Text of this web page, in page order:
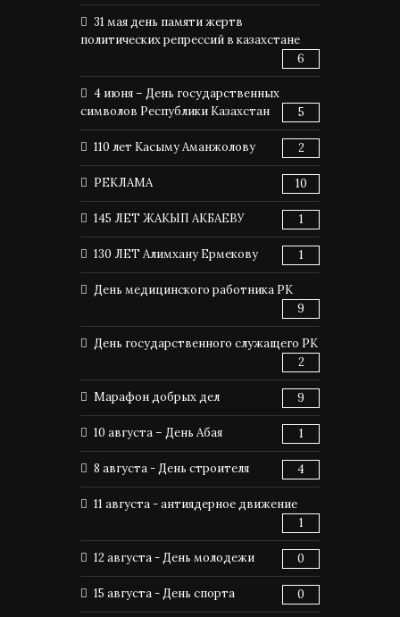
31 мая день памяти жертв
политических репрессий в казахстане
6
4 июня – День государственных
символов Республики Казахстан
5
110 лет Касыму Аманжолову 2
РЕКЛАМА 10
145 ЛЕТ ЖАКЫП АКБАЕВУ 1
130 ЛЕТ Алимхану Ермекову 1
День медицинского работника РК
9
День государственного служащего РК
2
Марафон добрых дел 9
10 августа – День Абая 1
8 августа - День строителя 4
11 августа - антиядерное движение
1
12 августа - День молодежи 0
15 августа - День спорта 0